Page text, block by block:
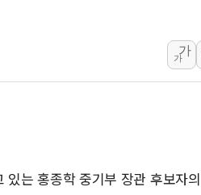
폐기물 수거하다 참
서울 중랑구 주택가
李대통령 "결혼 때문
인천서 말다툼 중 어
가
가
는 홍종학 중기부 장관 후보자